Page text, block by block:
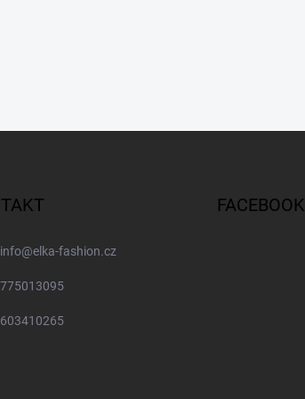
info@elka-fashion.cz
775013095
603410265
FACEBOOK